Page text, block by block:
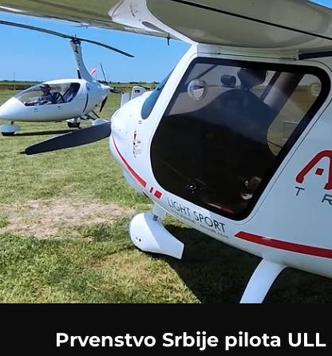
Prvenstvo Srbije pilota ULL